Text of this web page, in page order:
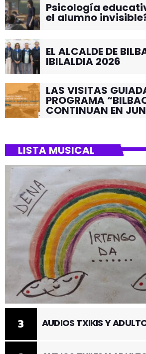
Psicología
el alumno
EL ALCALDE DE
IBILALDIA 2026
LAS VISITAS
PROGRAMA
CONTINUAN EN
LISTA MUSICAL
3 AUDIOS TXIKIS Y